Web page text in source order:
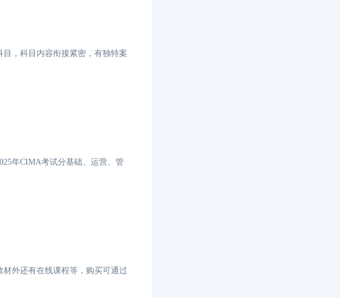
，科目内容衔接紧密，有独特案
年CIMA考试分基础、运营、管
外还有在线课程等，购买可通过